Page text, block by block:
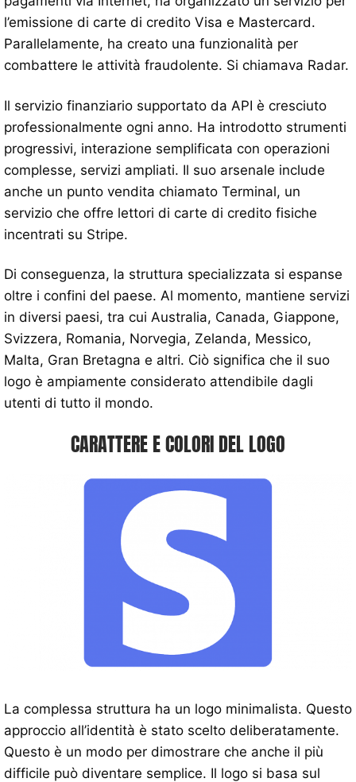
l’emissione di carte di credito Visa e Mastercard.
Parallelamente, ha creato una funzionalità per
combattere le attività fraudolente. Si chiamava Radar.
Il servizio finanziario supportato da API è cresciuto
professionalmente ogni anno. Ha introdotto strumenti
progressivi, interazione semplificata con operazioni
complesse, servizi ampliati. Il suo arsenale include
anche un punto vendita chiamato Terminal, un
servizio che offre lettori di carte di credito fisiche
incentrati su Stripe.
Di conseguenza, la struttura specializzata si espanse
oltre i confini del paese. Al momento, mantiene servizi
in diversi paesi, tra cui Australia, Canada, Giappone,
Svizzera, Romania, Norvegia, Zelanda, Messico,
Malta, Gran Bretagna e altri. Ciò significa che il suo
logo è ampiamente considerato attendibile dagli
utenti di tutto il mondo.
CARATTERE E COLORI DEL LOGO
La complessa struttura ha un logo minimalista. Questo
approccio all’identità è stato scelto deliberatamente.
Questo è un modo per dimostrare che anche il più
difficile può diventare semplice. Il logo si basa sul